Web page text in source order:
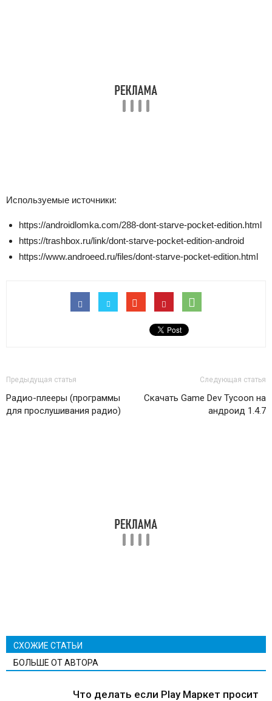
Используемые источники:
https://androidlomka.com/288-dont-starve-pocket-edition.html
https://trashbox.ru/link/dont-starve-pocket-edition-android
https://www.androeed.ru/files/dont-starve-pocket-edition.html
Предыдущая статья
Радио-плееры (программы
для прослушивания радио)
Следующая статья
Скачать Game Dev Tycoon на
андроид 1.4.7
СХОЖИЕ СТАТЬИ
БОЛЬШЕ ОТ АВТОРА
Что делать если Play Маркет просит